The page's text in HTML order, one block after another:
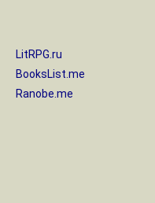
LitRPG.ru
BooksList.me
Ranobe.me